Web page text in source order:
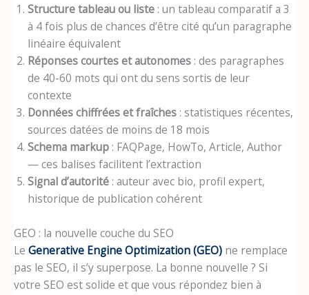
Structure tableau ou liste : un tableau comparatif a 3
à 4 fois plus de chances d’être cité qu’un paragraphe
linéaire équivalent
Réponses courtes et autonomes : des paragraphes
de 40-60 mots qui ont du sens sortis de leur
contexte
Données chiffrées et fraîches : statistiques récentes,
sources datées de moins de 18 mois
Schema markup : FAQPage, HowTo, Article, Author
— ces balises facilitent l’extraction
Signal d’autorité : auteur avec bio, profil expert,
historique de publication cohérent
GEO : la nouvelle couche du SEO
Le Generative Engine Optimization (GEO) ne remplace
pas le SEO, il s’y superpose. La bonne nouvelle ? Si
votre SEO est solide et que vous répondez bien à